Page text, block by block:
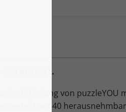
garantiert.
Erfindung von puzzleYOU
verteilt auf 40